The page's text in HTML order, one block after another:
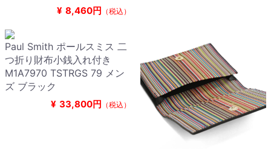
¥ 8,460円 （税込）
Paul Smith ポールスミス 二
つ折り財布小銭入れ付き
M1A7970 TSTRGS 79 メン
ズ ブラック
¥ 33,800円 （税込）